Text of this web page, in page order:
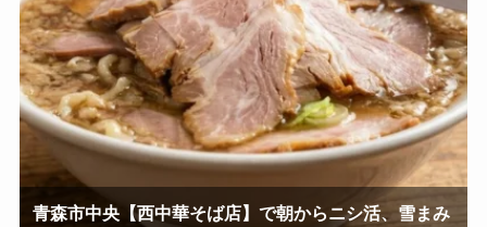
青森市中央【西中華そば店】で朝からニシ活、雪まみ